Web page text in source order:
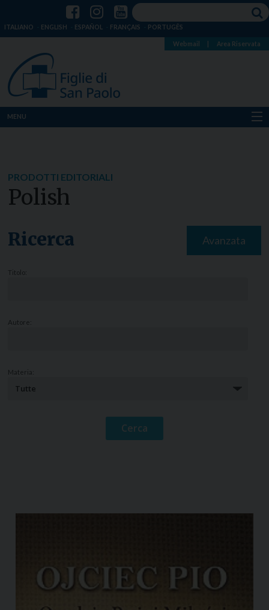
ITALIANO ENGLISH ESPAÑOL FRANÇAIS PORTUGÊS
Webmail Area Riservata
MENU
Notizie
PRODOTTI EDITORIALI
Polish
Ricerca Avanzata
Titolo:
Autore:
Materia: